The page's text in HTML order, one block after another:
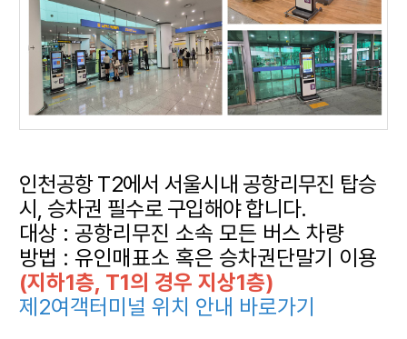
인천공항 T2에서 서울시내 공항리무진 탑승
시, 승차권 필수로 구입해야 합니다.
대상 : 공항리무진 소속 모든 버스 차량
방법 : 유인매표소 혹은 승차권단말기 이용
(지하1층, T1의 경우 지상1층)
제2여객터미널 위치 안내 바로가기